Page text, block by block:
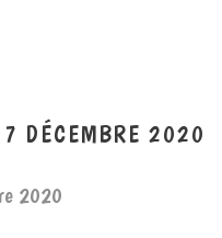
DÉCEMBRE 2020
2020